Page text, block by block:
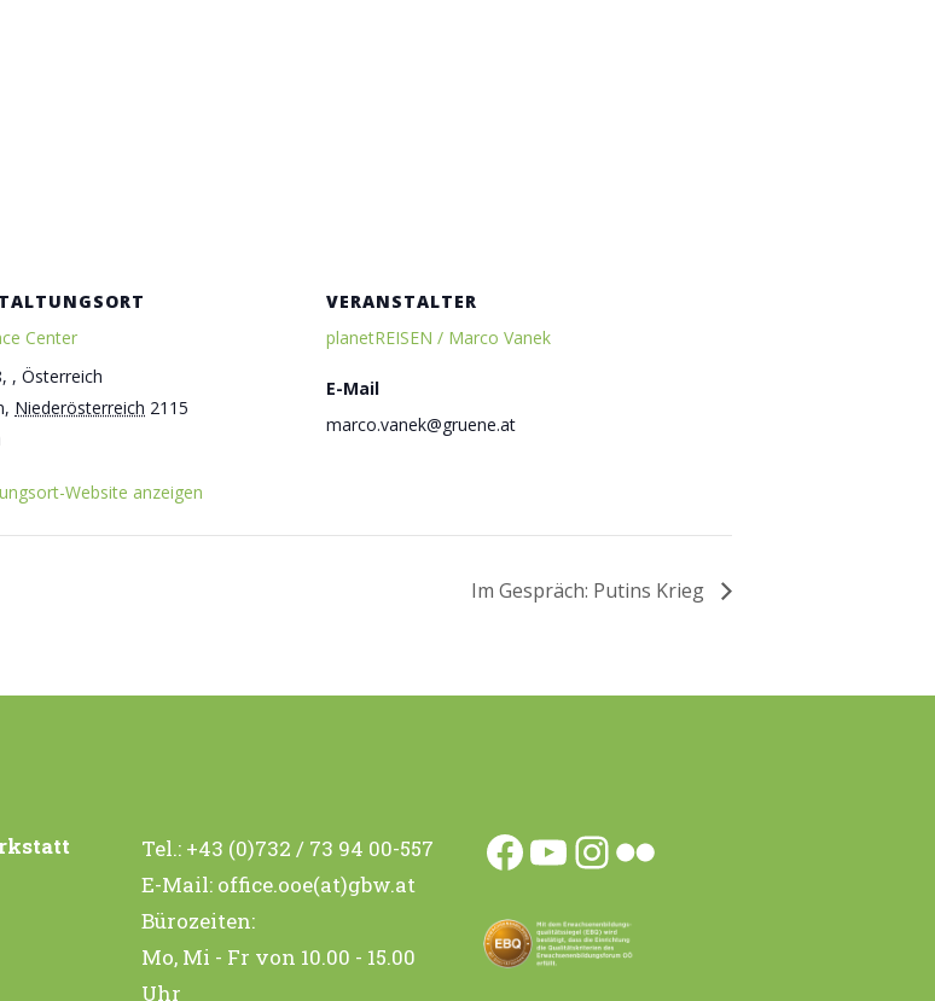
Center
, Österreich
, Niederösterreich 2115
Website anzeigen
VERANSTALTER
planetREISEN / Marco Vanek
E-Mail
marco.vanek@gruene.at
Im Gespräch: Putins Krieg
Tel.: +43 (0)732 / 73 94 00-557
E-Mail: office.ooe(at)gbw.at
Bürozeiten:
Mo, Mi - Fr von 10.00 - 15.00
Uhr
Facebook
YouTube
Instagram
Flickr